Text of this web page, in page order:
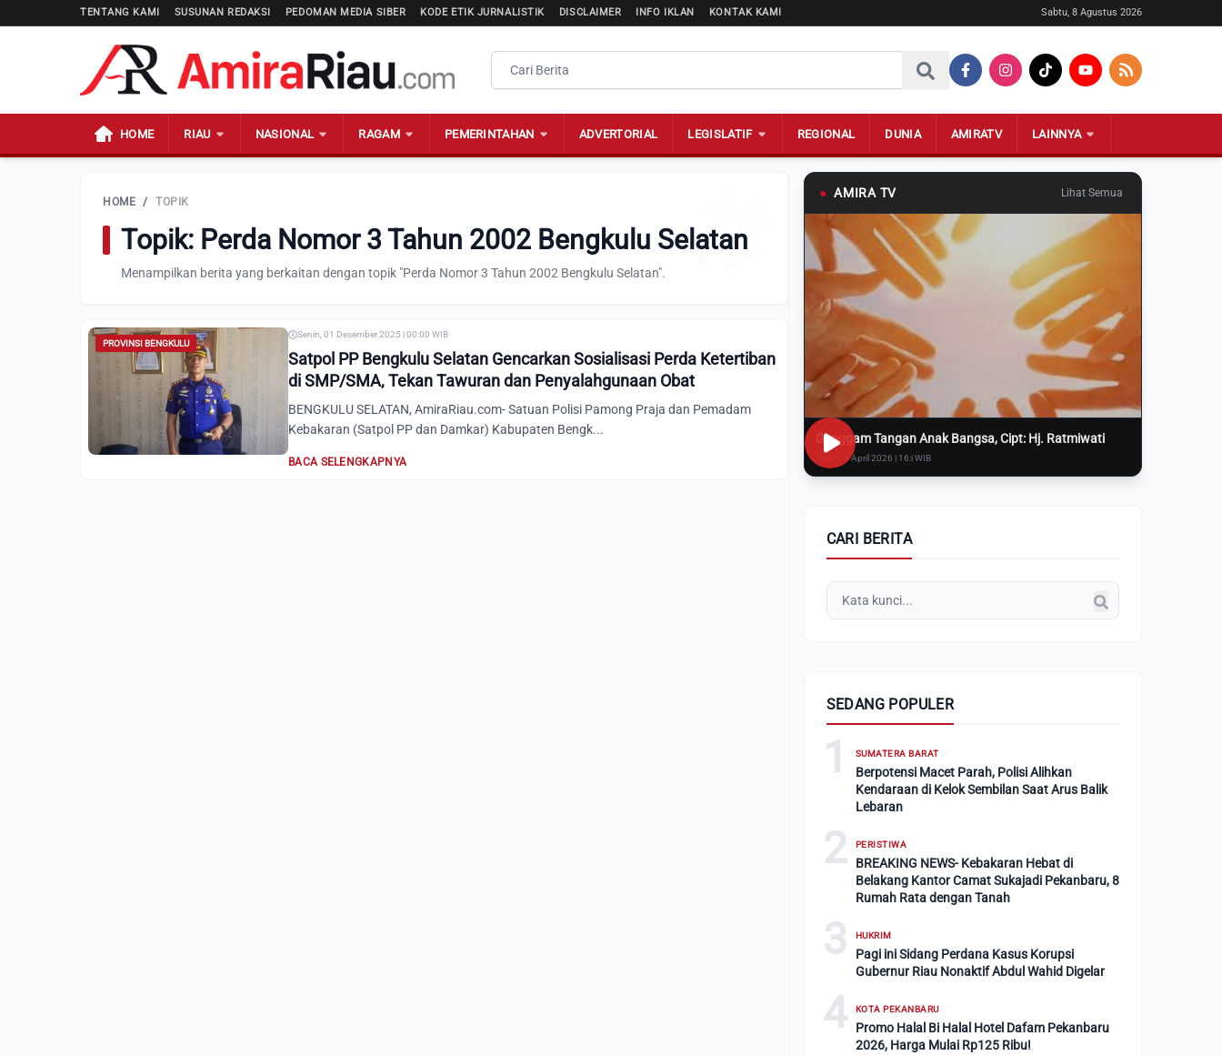
TENTANG KAMI SUSUNAN REDAKSI PEDOMAN MEDIA SIBER KODE ETIK JURNALISTIK DISCLAIMER INFO IKLAN KONTAK KAMI Sabtu, 8 Agustus 2026
HOME RIAU NASIONAL RAGAM PEMERINTAHAN ADVERTORIAL LEGISLATIF REGIONAL DUNIA AMIRATV LAINNYA
HOME / TOPIK
Topik: Perda Nomor 3 Tahun 2002 Bengkulu Selatan
Menampilkan berita yang berkaitan dengan topik "Perda Nomor 3 Tahun 2002 Bengkulu Selatan".
PROVINSI BENGKULU
Senin, 01 Desember 2025 | 00:00 WIB
Satpol PP Bengkulu Selatan Gencarkan Sosialisasi Perda Ketertiban
di SMP/SMA, Tekan Tawuran dan Penyalahgunaan Obat
BENGKULU SELATAN, AmiraRiau.com- Satuan Polisi Pamong Praja dan Pemadam
Kebakaran (Satpol PP dan Damkar) Kabupaten Bengk...
BACA SELENGKAPNYA
● AMIRA TV Lihat Semua
Genggam Tangan Anak Bangsa, Cipt: Hj. Ratmiwati
Rabu, 8 April 2026 | 16:i WIB
CARI BERITA
SEDANG POPULER
1 SUMATERA BARAT
Berpotensi Macet Parah, Polisi Alihkan
Kendaraan di Kelok Sembilan Saat Arus Balik
Lebaran
2 PERISTIWA
BREAKING NEWS- Kebakaran Hebat di
Belakang Kantor Camat Sukajadi Pekanbaru, 8
Rumah Rata dengan Tanah
3 HUKRIM
Pagi ini Sidang Perdana Kasus Korupsi
Gubernur Riau Nonaktif Abdul Wahid Digelar
4 KOTA PEKANBARU
Promo Halal Bi Halal Hotel Dafam Pekanbaru
2026, Harga Mulai Rp125 Ribu!